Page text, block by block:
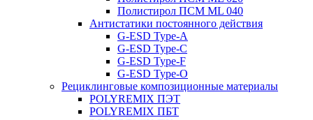
Полистирол ПСМ ML 040
Антистатики постоянного действия
G-ESD Type-A
G-ESD Type-C
G-ESD Type-F
G-ESD Type-O
Рециклинговые композиционные материалы
POLYREMIX ПЭТ
POLYREMIX ПБТ